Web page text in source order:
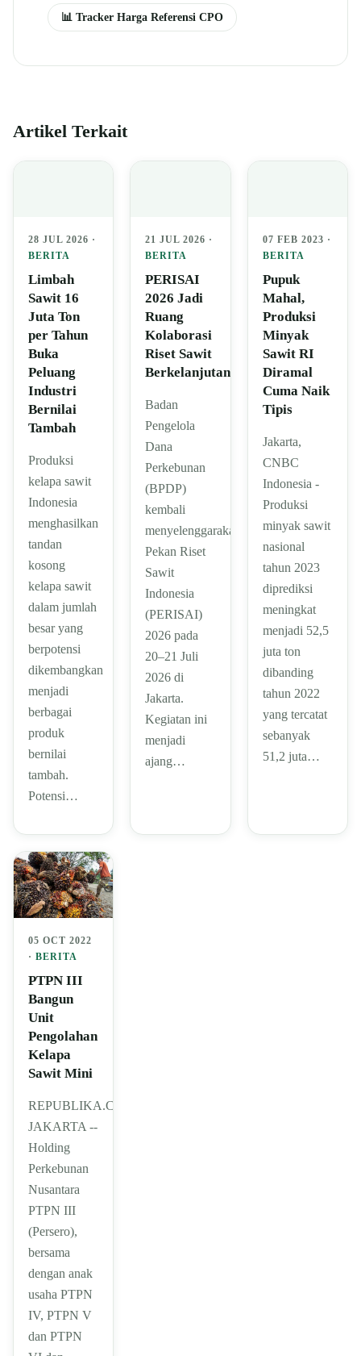
📊 Tracker Harga Referensi CPO
Artikel Terkait
28 JUL 2026 ·
BERITA
Limbah
Sawit 16
Juta Ton
per Tahun
Buka
Peluang
Industri
Bernilai
Tambah
Produksi
kelapa sawit
Indonesia
menghasilkan
tandan
kosong
kelapa sawit
dalam jumlah
besar yang
berpotensi
dikembangkan
menjadi
berbagai
produk
bernilai
tambah.
Potensi…
21 JUL 2026 ·
BERITA
PERISAI
2026 Jadi
Ruang
Kolaborasi
Riset Sawit
Berkelanjutan
Badan
Pengelola
Dana
Perkebunan
(BPDP)
kembali
menyelenggarakan
Pekan Riset
Sawit
Indonesia
(PERISAI)
2026 pada
20–21 Juli
2026 di
Jakarta.
Kegiatan ini
menjadi
ajang…
07 FEB 2023 ·
BERITA
Pupuk
Mahal,
Produksi
Minyak
Sawit RI
Diramal
Cuma Naik
Tipis
Jakarta,
CNBC
Indonesia -
Produksi
minyak sawit
nasional
tahun 2023
diprediksi
meningkat
menjadi 52,5
juta ton
dibanding
tahun 2022
yang tercatat
sebanyak
51,2 juta…
05 OCT 2022
· BERITA
PTPN III
Bangun
Unit
Pengolahan
Kelapa
Sawit Mini
REPUBLIKA.CO.ID,
JAKARTA --
Holding
Perkebunan
Nusantara
PTPN III
(Persero),
bersama
dengan anak
usaha PTPN
IV, PTPN V
dan PTPN